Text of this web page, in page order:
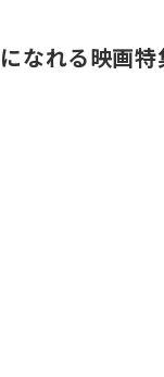
なれる映画特